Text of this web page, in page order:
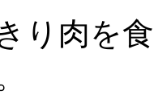
り肉を